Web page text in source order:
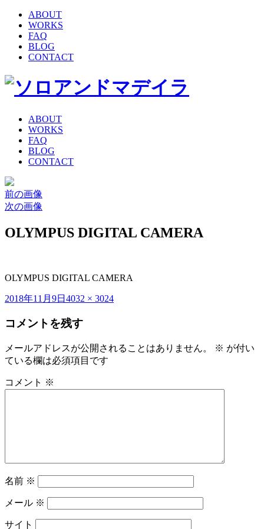
ABOUT
WORKS
FAQ
BLOG
CONTACT
ABOUT
WORKS
FAQ
BLOG
CONTACT
前の画像
次の画像
OLYMPUS DIGITAL CAMERA
OLYMPUS DIGITAL CAMERA
投
日:
2018年11月9日 フ
サ
ズ
4032 × 3024
コメントを残す
メールアドレスが公開されることはありません。 ※ が付い
ている欄は必須項目です
コメント ※
名前 ※
メール ※
サイト